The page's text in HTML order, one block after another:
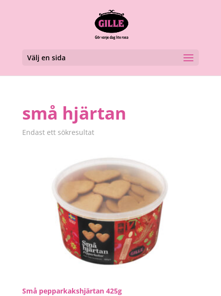
Välj en sida
små hjärtan
Endast ett sökresultat
Små pepparkakshjärtan 425g